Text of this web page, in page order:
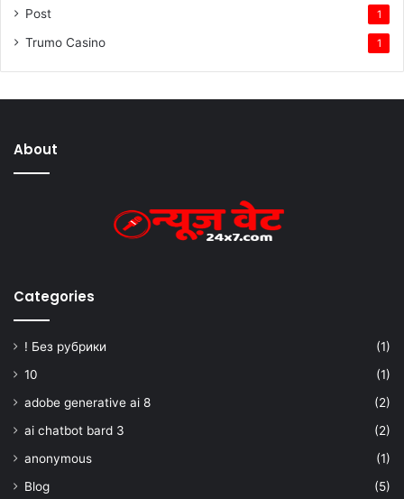
Post 1
Trumo Casino 1
About
Categories
! Без рубрики
(1)
10
(1)
adobe generative ai 8
(2)
ai chatbot bard 3
(2)
anonymous
(1)
Blog
(5)